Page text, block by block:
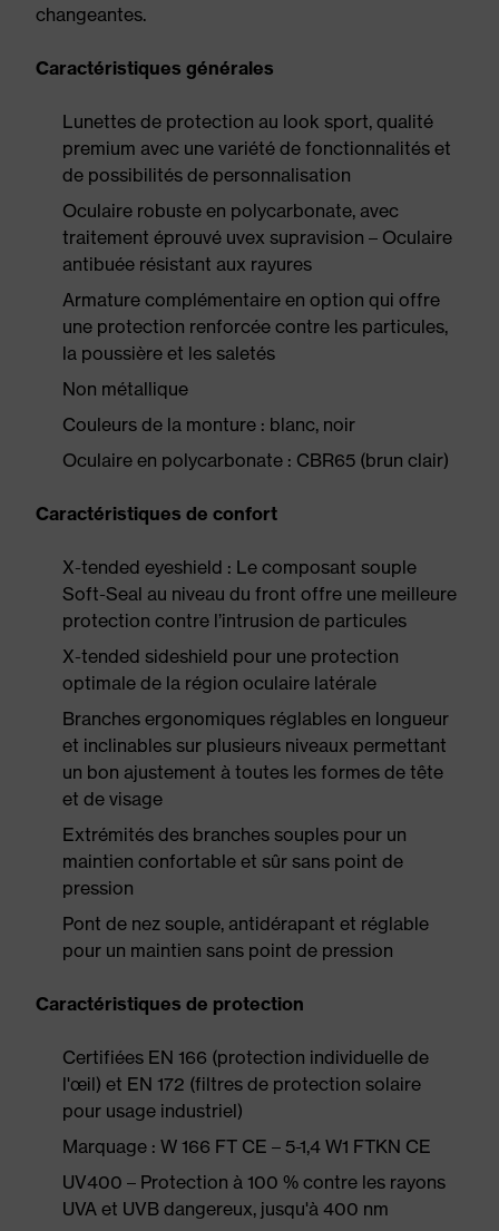
changeantes.
Caractéristiques générales
Lunettes de protection au look sport, qualité
premium avec une variété de fonctionnalités et
de possibilités de personnalisation
Oculaire robuste en polycarbonate, avec
traitement éprouvé uvex supravision – Oculaire
antibuée résistant aux rayures
Armature complémentaire en option qui offre
une protection renforcée contre les particules,
la poussière et les saletés
Non métallique
Couleurs de la monture : blanc, noir
Oculaire en polycarbonate : CBR65 (brun clair)
Caractéristiques de confort
X-tended eyeshield : Le composant souple
Soft-Seal au niveau du front offre une meilleure
protection contre l’intrusion de particules
X-tended sideshield pour une protection
optimale de la région oculaire latérale
Branches ergonomiques réglables en longueur
et inclinables sur plusieurs niveaux permettant
un bon ajustement à toutes les formes de tête
et de visage
Extrémités des branches souples pour un
maintien confortable et sûr sans point de
pression
Pont de nez souple, antidérapant et réglable
pour un maintien sans point de pression
Caractéristiques de protection
Certifiées EN 166 (protection individuelle de
l'œil) et EN 172 (filtres de protection solaire
pour usage industriel)
Marquage : W 166 FT CE – 5-1,4 W1 FTKN CE
UV400 – Protection à 100 % contre les rayons
UVA et UVB dangereux, jusqu'à 400 nm